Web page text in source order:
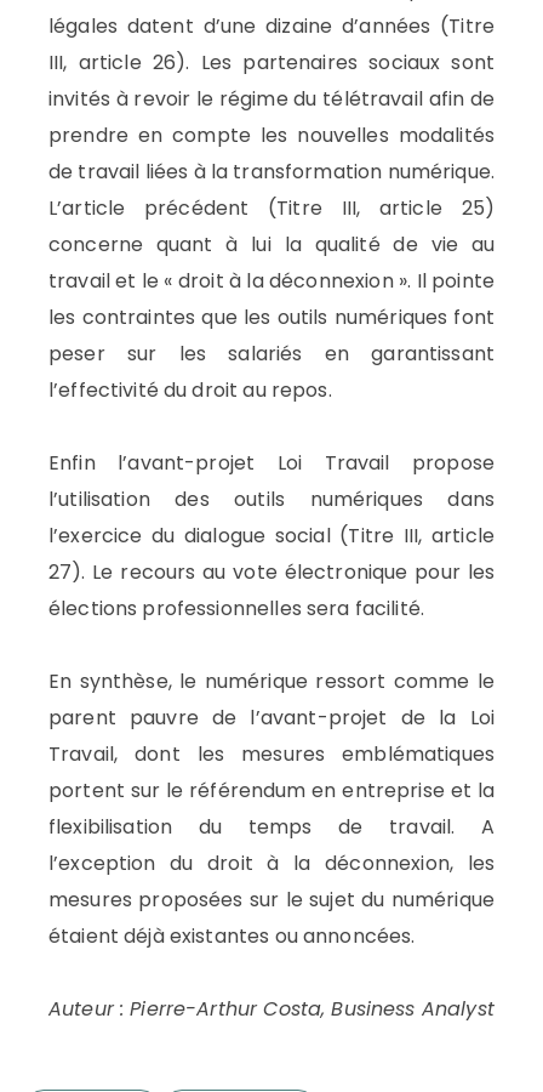
légales datent d’une dizaine d’années (Titre
III, article 26). Les partenaires sociaux sont
invités à revoir le régime du télétravail afin de
prendre en compte les nouvelles modalités
de travail liées à la transformation numérique.
L’article précédent (Titre III, article 25)
concerne quant à lui la qualité de vie au
travail et le « droit à la déconnexion ». Il pointe
les contraintes que les outils numériques font
peser sur les salariés en garantissant
l’effectivité du droit au repos.
Enfin l’avant-projet Loi Travail propose
l’utilisation des outils numériques dans
l’exercice du dialogue social (Titre III, article
27). Le recours au vote électronique pour les
élections professionnelles sera facilité.
En synthèse, le numérique ressort comme le
parent pauvre de l’avant-projet de la Loi
Travail, dont les mesures emblématiques
portent sur le référendum en entreprise et la
flexibilisation du temps de travail. A
l’exception du droit à la déconnexion, les
mesures proposées sur le sujet du numérique
étaient déjà existantes ou annoncées.
Auteur : Pierre-Arthur Costa, Business Analyst